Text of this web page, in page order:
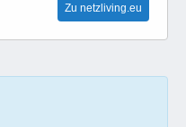
Zu netzliving.eu